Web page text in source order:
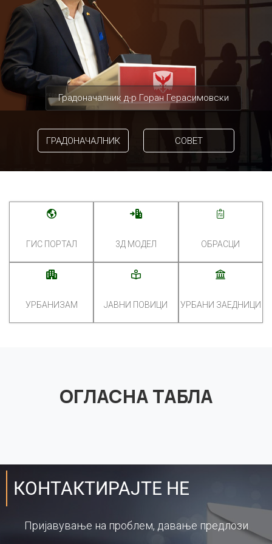
Градоначалник д-р Горан Герасимовски
ГРАДОНАЧАЛНИК СОВЕТ
ГИС ПОРТАЛ 3Д МОДЕЛ ОБРАСЦИ
УРБАНИЗАМ ЈАВНИ ПОВИЦИ УРБАНИ ЗАЕДНИЦИ
ОГЛАСНА ТАБЛА
КОНТАКТИРАЈТЕ НЕ
Пријавување на проблем, давање предлози